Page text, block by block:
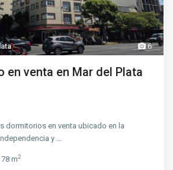
6
en venta en Mar del Plata
dormitorios en venta ubicado en la
y
78 m2